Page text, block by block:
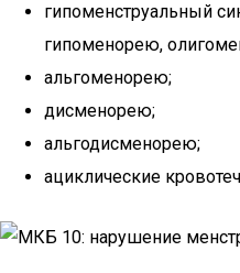
гипоменструальный
гипоменорею,
альгоменорею;
дисменорею;
альгодисменорею;
ациклические